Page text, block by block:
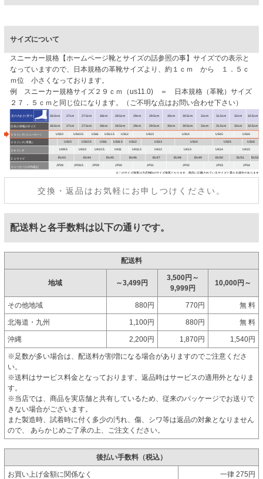
サイズについて
交換・返品はお気軽にお申しつけください。
スニーカー規格【ホームページ靴とサイズの話参照の事】サイズでの表示と
なっていますので、日本規格の革靴サイズより、約１ｃｍ から １．５ｃ
ｍ位 小さくなっております。
例 スニーカー規格サイズ２９ｃｍ（us11.0) ＝ 日本規格（革靴）サイズ
２７．５ｃｍと同じ位になります。（ご不明な点はお問い合わせ下さい）
配送料と各手数料は以下の通りです。
配送料
地域 ～3,499円
3,500円～
9,999円
10,000円～
その他地域 880円 770円 無 料
北海道・九州 1,100円 880円 無 料
沖縄 2,200円 1,870円 1,540円
※足数が多い場合は、配送料が割増になる場合がありますのでご注意くださ
い。
※送料はサービス料金となっております。返品時はサービスの適用外となりま
す。
※当店では、商品を実店舗と共有しているため、従来のパッケージでお送りで
きない場合がございます。
また製造時、試着時に付く多少の汚れ、傷、シワ等は返品の対象となりません
ので、 あらかじめご了承の上、ご注文ください。
後払い手数料（税込）
お買い上げ金額に関係なく 一律 275円